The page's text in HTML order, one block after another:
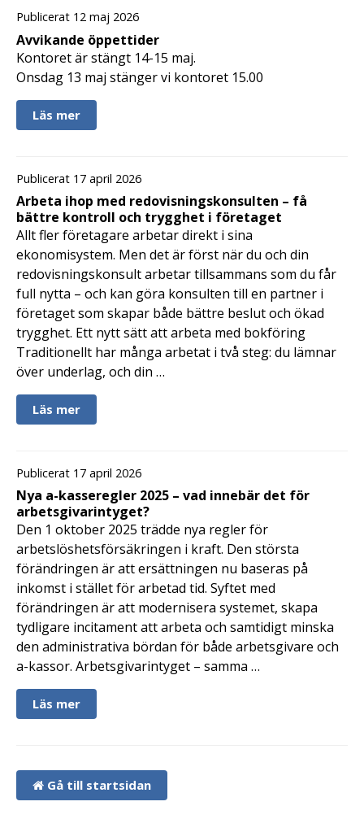
Publicerat 12 maj 2026
Avvikande öppettider
Kontoret är stängt 14-15 maj.
Onsdag 13 maj stänger vi kontoret 15.00
Läs mer
Publicerat 17 april 2026
Arbeta ihop med redovisningskonsulten – få
bättre kontroll och trygghet i företaget
Allt fler företagare arbetar direkt i sina
ekonomisystem. Men det är först när du och din
redovisningskonsult arbetar tillsammans som du får
full nytta – och kan göra konsulten till en partner i
företaget som skapar både bättre beslut och ökad
trygghet. Ett nytt sätt att arbeta med bokföring
Traditionellt har många arbetat i två steg: du lämnar
över underlag, och din …
Läs mer
Publicerat 17 april 2026
Nya a-kasseregler 2025 – vad innebär det för
arbetsgivarintyget?
Den 1 oktober 2025 trädde nya regler för
arbetslöshetsförsäkringen i kraft. Den största
förändringen är att ersättningen nu baseras på
inkomst i stället för arbetad tid. Syftet med
förändringen är att modernisera systemet, skapa
tydligare incitament att arbeta och samtidigt minska
den administrativa bördan för både arbetsgivare och
a-kassor. Arbetsgivarintyget – samma …
Läs mer
Gå till startsidan